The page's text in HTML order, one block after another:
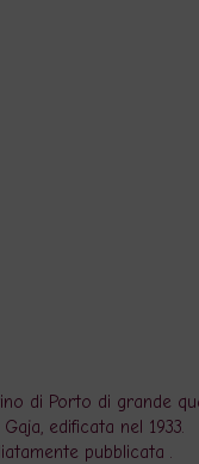
di Porto di grande
edificata nel 1933.
pubblicata .